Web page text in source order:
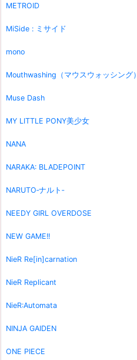
METROID
MiSide : ミサイド
mono
Mouthwashing（マウスウォッシング）
Muse Dash
MY LITTLE PONY美少女
NANA
NARAKA: BLADEPOINT
NARUTO‐ナルト‐
NEEDY GIRL OVERDOSE
NEW GAME!!
NieR Re[in]carnation
NieR Replicant
NieR:Automata
NINJA GAIDEN
ONE PIECE